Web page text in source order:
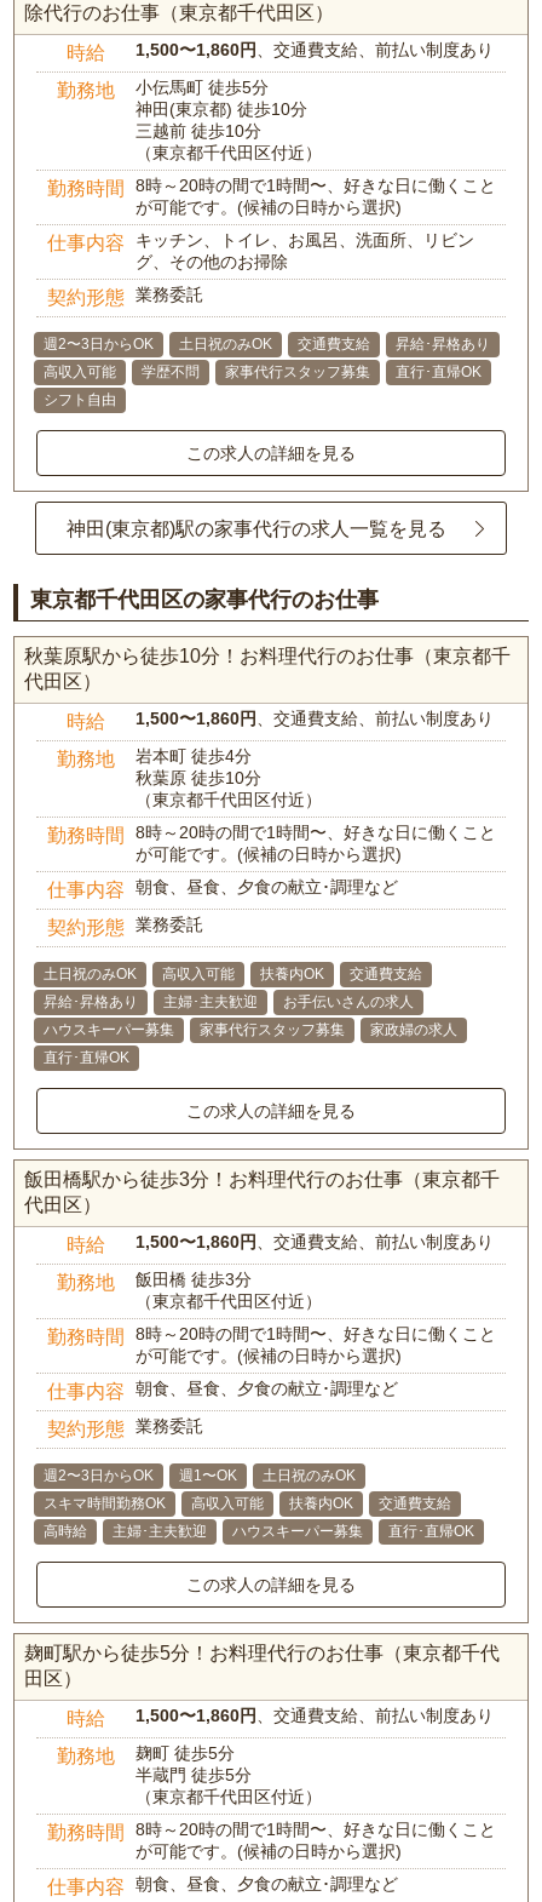
除代行のお仕事（東京都千代田区）
時給 1,500〜1,860円、交通費支給、前払い制度あり
勤務地
小伝馬町 徒歩5分
神田(東京都) 徒歩10分
三越前 徒歩10分
（東京都千代田区付近）
勤務時間
8時～20時の間で1時間〜、好きな日に働くこと
が可能です。(候補の日時から選択)
仕事内容
キッチン、トイレ、お風呂、洗面所、リビン
グ、その他のお掃除
契約形態 業務委託
週2〜3日からOK 土日祝のみOK 交通費支給
昇給･昇格あり
高収入可能
学歴不問 家事代行スタッフ募集
直行･直帰OK
シフト自由
この求人の詳細を見る
神田(東京都)駅の家事代行の求人一覧を見る
東京都千代田区の家事代行のお仕事
秋葉原駅から徒歩10分！お料理代行のお仕事（東京都千
代田区）
時給 1,500〜1,860円 、交通費支給、前払い制度あり
勤務地
岩本町 徒歩4分
秋葉原 徒歩10分
（東京都千代田区付近）
勤務時間
8時～20時の間で1時間〜、好きな日に働くこと
が可能です。(候補の日時から選択)
仕事内容 朝食、昼食、夕食の献立･調理など
契約形態 業務委託
土日祝のみOK 高収入可能 扶養内OK
交通費支給
昇給･昇格あり
主婦･主夫歓迎
お手伝いさんの求人
ハウスキーパー募集
家事代行スタッフ募集
家政婦の求人
直行･直帰OK
この求人の詳細を見る
飯田橋駅から徒歩3分！お料理代行のお仕事（東京都千
代田区）
時給 1,500〜1,860円 、交通費支給、前払い制度あり
勤務地
飯田橋 徒歩3分
（東京都千代田区付近）
勤務時間
8時～20時の間で1時間〜、好きな日に働くこと
が可能です。(候補の日時から選択)
仕事内容 朝食、昼食、夕食の献立･調理など
契約形態 業務委託
週2〜3日からOK 週1〜OK
土日祝のみOK
スキマ時間勤務OK
高収入可能 扶養内OK
交通費支給
高時給
主婦･主夫歓迎 ハウスキーパー募集 直行･直帰OK
この求人の詳細を見る
麹町駅から徒歩5分！お料理代行のお仕事（東京都千代
田区）
時給 1,500〜1,860円 、交通費支給、前払い制度あり
勤務地
麹町 徒歩5分
半蔵門 徒歩5分
（東京都千代田区付近）
勤務時間
8時～20時の間で1時間〜、好きな日に働くこと
が可能です。(候補の日時から選択)
仕事内容 朝食、昼食、夕食の献立･調理など